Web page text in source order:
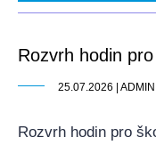
Rozvrh hodin
25.07.2026 |
Rozvrh hodin pro